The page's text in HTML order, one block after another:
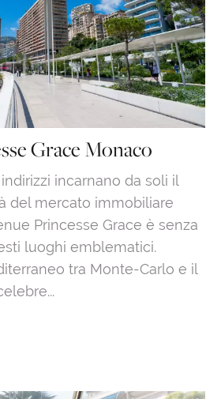
Grace Monaco
incarnano da soli il
del mercato immobiliare
Princesse Grace è senza
luoghi emblematici.
tra Monte-Carlo e il